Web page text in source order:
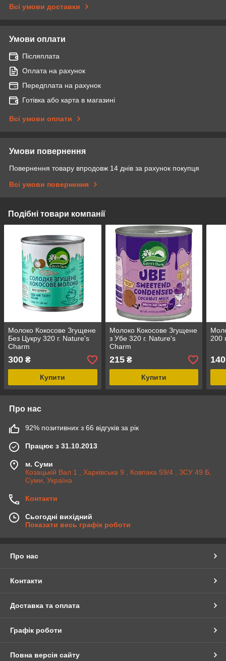
Всі умови доставки
Умови оплати
Післяплата
Оплата на рахунок
Передплата на рахунок
Готівка або карта в магазині
Всі умови оплати
Умови повернення
Повернення товару впродовж 14 днів за рахунок покупця
Всі умови повернення
Подібні товари компанії
Молоко Кокосове Згущене
Без Цукру 320 г. Nature's
Charm
300 ₴
Купити
Молоко Кокосове Згущене
з Убе 320 г. Nature's
Charm
215₴
Купити
200
140
Про нас
92% позитивних з 66 відгуків за рік
Працює з 31.10.2013
м. Суми
Козацькій Вал 1 , Харківська 9 , Ковпака 59/4 , ЗСУ 49 Б,
Суми, Україна
Контакти
Сьогодні вихідний
Показати весь графік роботи
Про нас
Контакти
Доставка та оплата
Графік роботи
Повна версія сайту